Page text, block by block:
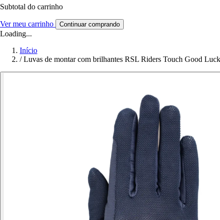
Subtotal do carrinho
Ver meu carrinho Continuar comprando
Loading...
Início
/ Luvas de montar com brilhantes RSL Riders Touch Good Luck